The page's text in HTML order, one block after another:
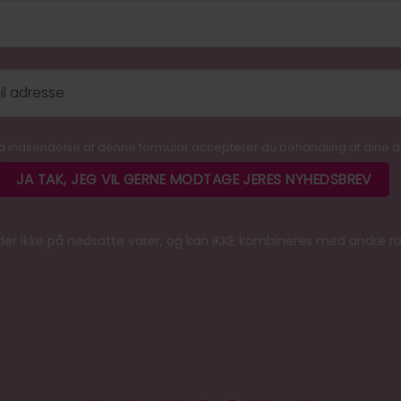
indsendelse af denne formular accepterer du behandling af dine
ikke på nedsatte varer, og kan IKKE kombineres med andre